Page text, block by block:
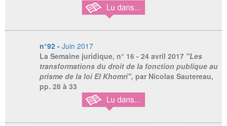
n°92 - Juin 2017
La Semaine juridique, n° 16 - 24 avril 2017 "Les
transformations du droit de la fonction publique au
prisme de la loi El Khomri", par Nicolas Sautereau,
pp. 28 à 33